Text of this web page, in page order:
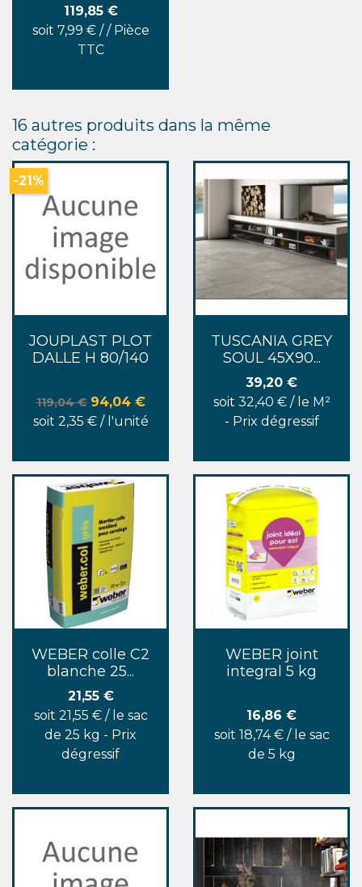
Prix
119,85 €
soit 7,99 € / / Pièce
TTC
16 autres produits dans la même
catégorie :
JOUPLAST PLOT
DALLE H 80/140
Prix de base
119,04 € Prix
94,04 €
soit 2,35 € / l'unité
-21%
TUSCANIA GREY
SOUL 45X90...
Prix
39,20 €
soit 32,40 € / le M²
- Prix dégressif
WEBER colle C2
blanche 25...
Prix
21,55 €
soit 21,55 € / le sac
de 25 kg - Prix
dégressif
WEBER joint
integral 5 kg
Prix
16,86 €
soit 18,74 € / le sac
de 5 kg